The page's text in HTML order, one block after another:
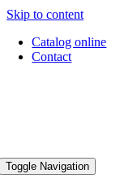
Skip to content
Catalog online
Contact
Toggle Navigation